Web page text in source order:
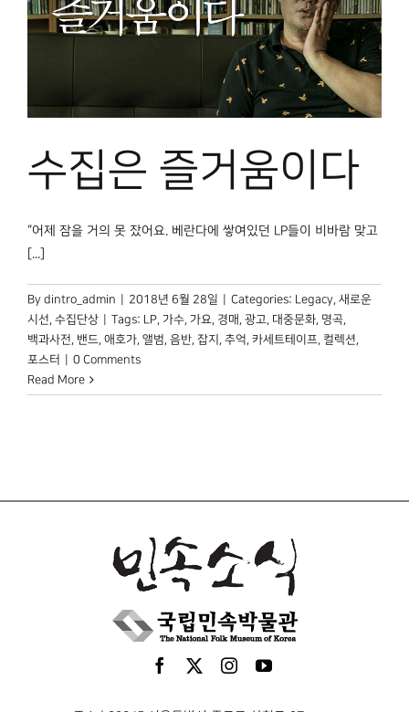
수집은 즐거움이다
“어제 잠을 거의 못 잤어요. 베란다에 쌓여있던 LP들이 비바람 맞고
[...]
By dintro_admin 2018년 6월 28일 Categories: Legacy, 새로운
시선, 수집단상 Tags: LP, 가수, 가요, 경매 , 광고, 대중문화, 명곡,
백과사전, 밴드, 애호가, 앨범, 음반, 잡지 , 추억, 카세트테이프, 컬렉션,
포스터
0 Comments
Read More